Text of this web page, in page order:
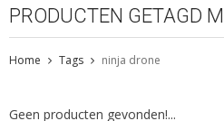
PRODUCTEN GETAGD
Home Tags ninja drone
Geen producten gevonden!...